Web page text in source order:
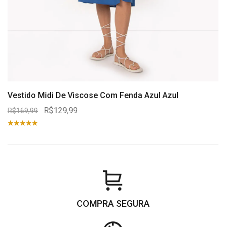
Vestido Midi De Viscose Com Fenda Azul Azul
R$169,99 R$129,99
COMPRA SEGURA